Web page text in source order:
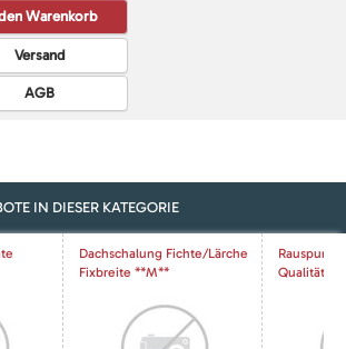
Warenkorb
Versand
AGB
IN DIESER KATEGORIE
Dachschalung Fichte/Lärche
Fixbreite **M**
Rauspund
Qualität